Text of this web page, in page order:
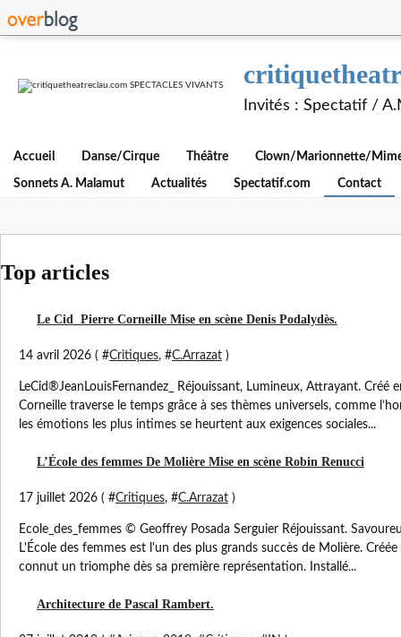
Invités : Spectatif /
Accueil Danse/Cirque Théâtre Clown/Marionnette/
Sonnets A. Malamut Actualités Spectatif.com Contact
Top articles
Le Cid Pierre Corneille Mise en scène Denis Podalydès.
14 avril 2026 ( #Critiques, #C.Arrazat )
LeCid®JeanLouisFernandez_ Réjouissant, Lumineux, Attrayant. Créé
Corneille traverse le temps grâce à ses thèmes universels, comme
les émotions les plus intimes se heurtent aux exigences sociales...
L’École des femmes De Molière Mise en scène Robin Renucci
17 juillet 2026 ( #Critiques, #C.Arrazat )
Ecole_des_femmes © Geoffrey Posada Serguier Réjouissant.
L'École des femmes est l'un des plus grands succès de Molière.
connut un triomphe dès sa première représentation. Installé...
Architecture de Pascal Rambert.